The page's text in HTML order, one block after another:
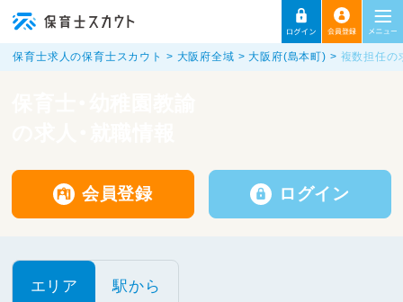
保育士求人の保育士スカウト 大阪府全域 大阪府(島本町) 複数担任の
会員登録 ログイン
エリア 駅から